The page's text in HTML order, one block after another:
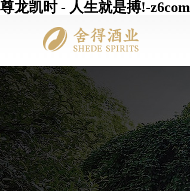
尊龙凯时 - 人生就是搏!-z6com